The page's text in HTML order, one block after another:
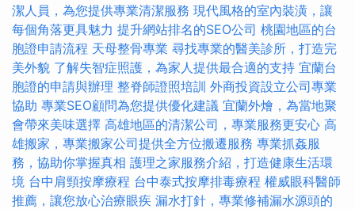
潔人員，為您提供專業清潔服務 現代風格的室內裝潢，讓
每個角落更具魅力 提升網站排名的SEO公司 桃園地區的台
胞證申請流程 天母整骨專業 尋找專業的醫美診所，打造完
美外貌 了解失智症照護，為家人提供最合適的支持 宜蘭台
胞證的申請與辦理 整脊師證照培訓 外商投資設立公司專業
協助 專業SEO顧問為您提供優化建議 宜蘭外燴，為當地聚
會帶來美味選擇 高雄地區的清潔公司，專業服務更安心 高
雄搬家，專業搬家公司提供全方位搬遷服務 專業抓姦服
務，協助你掌握真相 護理之家服務介紹，打造健康生活環
境 台中肩頸按摩療程 台中泰式按摩排毒療程 權威眼科醫師
推薦，讓您放心治療眼疾 漏水打針，專業修補漏水源頭的